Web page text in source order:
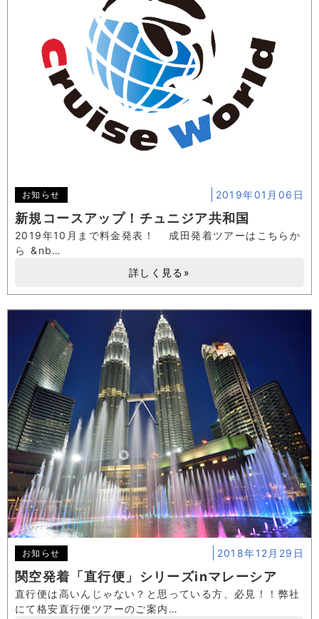
新規コースアップ！チュニジア共和国
お知らせ 2019年01月06日
2019年10月まで料金発表！ 成田発着ツアーはこちらか
ら &nb…
詳しく見る»
関空発着「直行便」シリーズinマレーシア
お知らせ 2018年12月29日
直行便は高いんじゃない？と思っている方、必見！！弊社
にて格安直行便ツアーのご案内…